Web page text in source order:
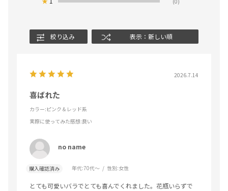
絞り込み 表示：新しい順
2026.7.14
喜ばれた
カラー:ピンク＆レッド系
実際に使ってみた感想:良い
no name
購入確認済み 年代:70代～ 性別:女性
とても可愛いバラでとても喜んでくれました。花瓶いらずで